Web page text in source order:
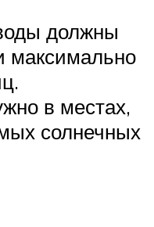
должны
максимально
в местах,
солнечных